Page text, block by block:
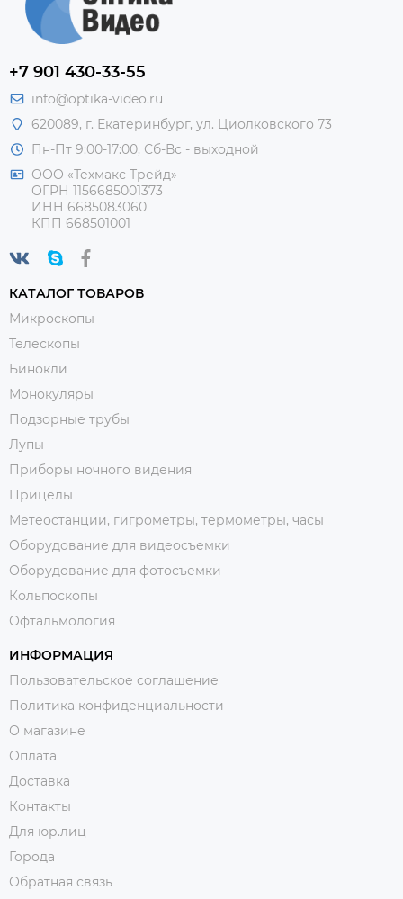
+7 901 430-33-55
info@optika-video.ru
620089, г. Екатеринбург, ул. Циолковского 73
Пн-Пт 9:00-17:00, Сб-Вс - выходной
ООО «Техмакс Трейд»
ОГРН 1156685001373
ИНН 6685083060
КПП 668501001
КАТАЛОГ ТОВАРОВ
Микроскопы
Телескопы
Бинокли
Монокуляры
Подзорные трубы
Лупы
Приборы ночного видения
Прицелы
Метеостанции, гигрометры, термометры, часы
Оборудование для видеосъемки
Оборудование для фотосъемки
Кольпоскопы
Офтальмология
ИНФОРМАЦИЯ
Пользовательское соглашение
Политика конфиденциальности
О магазине
Оплата
Доставка
Контакты
Для юр.лиц
Города
Обратная связь